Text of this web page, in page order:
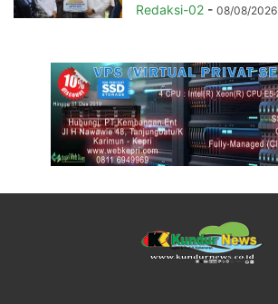
Redaksi-02 - 08/08/2026